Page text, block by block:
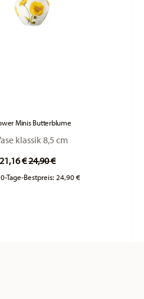
Minis Butterblume
klassik 8,5 cm
21,16 €Price reduced from
24,90 €to
Tage-Bestpreis:24,90 €